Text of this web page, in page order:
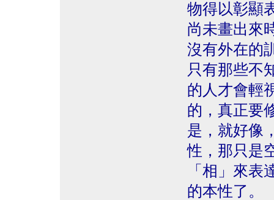
物得以彰顯
尚未畫出來
沒有外在的
只有那些不
的人才會輕
的，真正要
是，就好像
性，那只是
「相」來
的本性了。